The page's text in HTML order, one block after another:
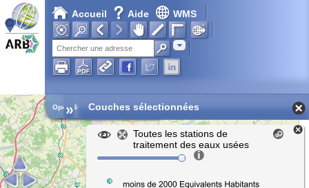
Accueil Aide WMS
Adresse
Open Street Map
» Couches sélectionnées
Toutes les stations de
traitement des eaux usées